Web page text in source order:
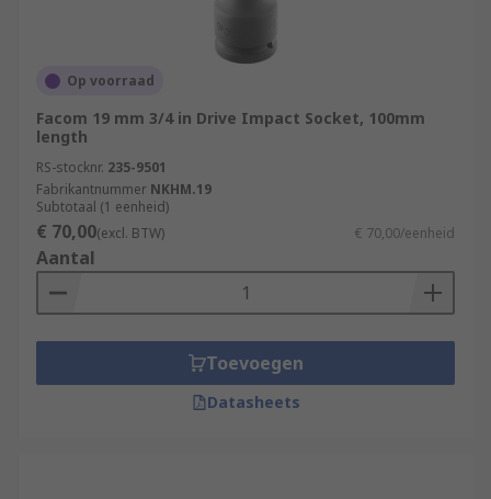
Op voorraad
Facom 19 mm 3/4 in Drive Impact Socket, 100mm
length
RS-stocknr. 235-9501
Fabrikantnummer NKHM.19
Subtotaal (1 eenheid)
€ 70,00(excl. BTW) € 70,00/eenheid
Aantal
Toevoegen
Datasheets